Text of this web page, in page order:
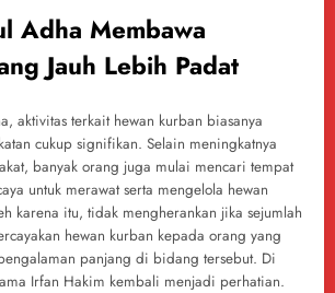
Adha Membawa
Jauh Lebih Padat
aktivitas terkait hewan kurban biasanya
cukup signifikan. Selain meningkatnya
banyak orang juga mulai mencari tempat
untuk merawat serta mengelola hewan
karena itu, tidak mengherankan jika sejumlah
hewan kurban kepada orang yang
panjang di bidang tersebut. Di
Irfan Hakim kembali menjadi perhatian.